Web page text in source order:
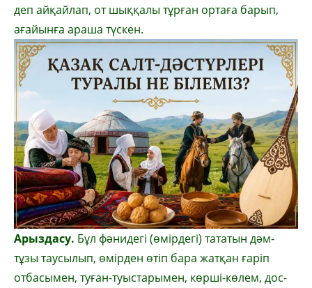
деп айқайлап, от шыққалы тұрған ортаға барып,
ағайынға араша түскен.
Арыздасу. Бұл фәнидегі (өмірдегі) тататын дәм-
тұзы таусылып, өмірден өтіп бара жатқан ғаріп
отбасымен, туған-туыстарымен, көрші-көлем, дос-